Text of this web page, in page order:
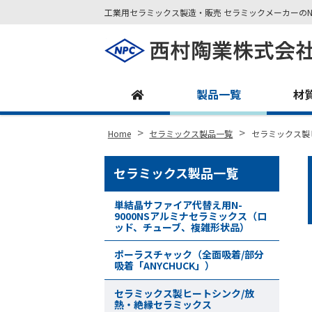
工業用セラミックス製造・販売 セラミックメーカーの
製品一覧 材
Home > セラミックス製品一覧 > セラミックス
セラミックス製品一覧
単結晶サファイア代替え用N-
9000NSアルミナセラミックス（ロ
ッド、チューブ、複雑形状品）
ポーラスチャック（全面吸着/部分
吸着「ANYCHUCK」）
セラミックス製ヒートシンク/放
熱・絶縁セラミックス